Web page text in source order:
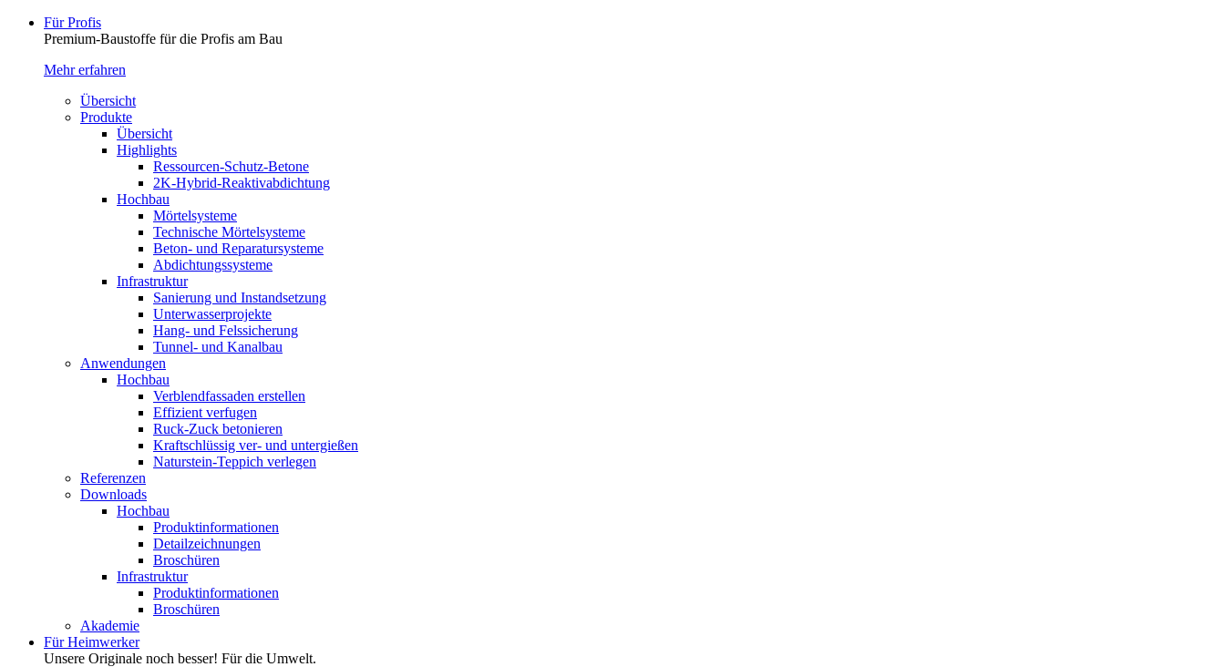
Für Profis
Premium-Baustoffe für die Profis am Bau
Mehr erfahren
Übersicht
Produkte
Übersicht
Highlights
Ressourcen-Schutz-Betone
2K-Hybrid-Reaktivab­dichtung
Hochbau
Mörtelsysteme
Technische Mörtelsysteme
Beton- und Reparatursysteme
Abdichtungssysteme
Infrastruktur
Sanierung und Instandsetzung
Unterwasserprojekte
Hang- und Felssicherung
Tunnel- und Kanalbau
Anwendungen
Hochbau
Verblendfassaden erstellen
Effizient verfugen
Ruck-Zuck betonieren
Kraftschlüssig ver- und untergießen
Naturstein-Teppich verlegen
Referenzen
Downloads
Hochbau
Produktinformationen
Detailzeichnungen
Broschüren
Infrastruktur
Produktinformationen
Broschüren
Akademie
Für Heimwerker
Unsere Originale noch besser! Für die Umwelt.